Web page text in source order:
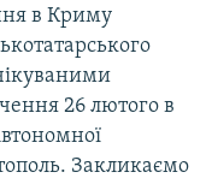
в Криму
26 лютого в
Закликаємо